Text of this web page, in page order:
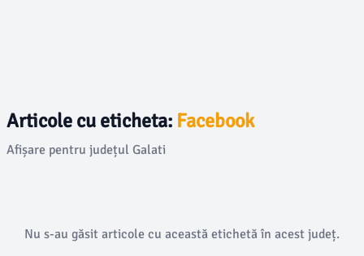
Articole cu eticheta: Facebook
Afișare pentru județul Galati
Nu s-au găsit articole cu această etichetă în acest județ.